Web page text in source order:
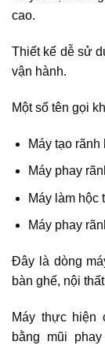
cao.
Thiết kế dễ sử
vận hành.
Một số tên gọi
Máy tạo
Máy phay
Máy làm hộc
Máy phay
Đây là dòng
bàn ghế, nội
Máy thực hiện
bằng mũi